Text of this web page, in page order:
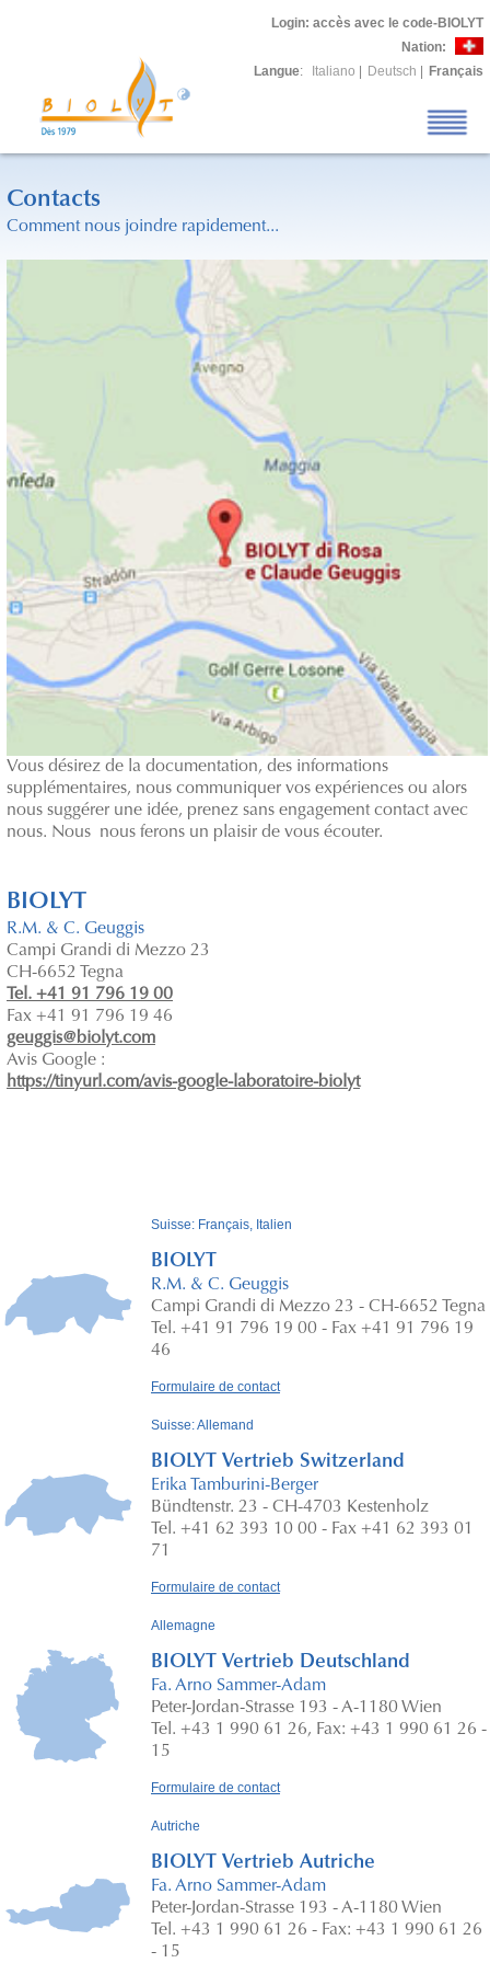
Login: accès avec le code-BIOLYT
Nation:
Langue: Italiano Deutsch Français
Contacts
Comment nous joindre rapidement...
Vous désirez de la documentation, des informations
supplémentaires, nous communiquer vos expériences ou alors
nous suggérer une idée, prenez sans engagement contact avec
nous. Nous nous ferons un plaisir de vous écouter.
BIOLYT
R.M. & C. Geuggis
Campi Grandi di Mezzo 23
CH-6652 Tegna
Tel. +41 91 796 19 00
Fax +41 91 796 19 46
geuggis@biolyt.com
Avis Google :
https://tinyurl.com/avis-google-laboratoire-biolyt
Suisse: Français, Italien
BIOLYT
R.M. & C. Geuggis
Campi Grandi di Mezzo 23 - CH-6652 Tegna
Tel. +41 91 796 19 00 - Fax +41 91 796 19
46
Formulaire de contact
Suisse: Allemand
BIOLYT Vertrieb Switzerland
Erika Tamburini-Berger
Bündtenstr. 23 - CH-4703 Kestenholz
Tel. +41 62 393 10 00 - Fax +41 62 393 01
71
Formulaire de contact
Allemagne
BIOLYT Vertrieb Deutschland
Fa. Arno Sammer-Adam
Peter-Jordan-Strasse 193 - A-1180 Wien
Tel. +43 1 990 61 26, Fax: +43 1 990 61 26 -
15
Formulaire de contact
Autriche
BIOLYT Vertrieb Autriche
Fa. Arno Sammer-Adam
Peter-Jordan-Strasse 193 - A-1180 Wien
Tel. +43 1 990 61 26 - Fax: +43 1 990 61 26
- 15